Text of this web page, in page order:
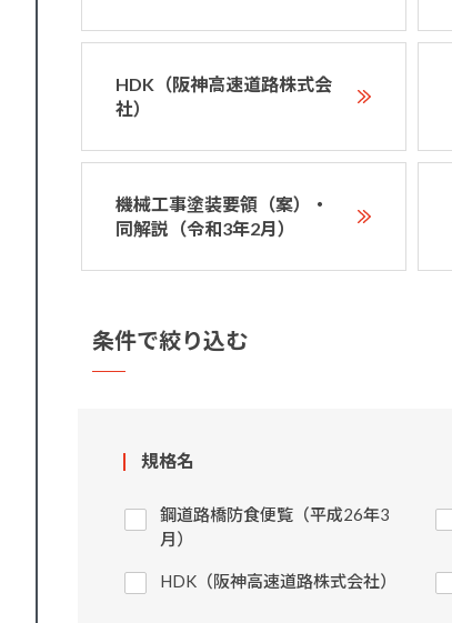
HDK（阪神高速道路株式会
社）
機械工事塗装要領（案）・
同解説（令和3年2月）
条件で絞り込む
規格名
鋼道路橋防食便覧（平成26年3
月）
HDK（阪神高速道路株式会社）